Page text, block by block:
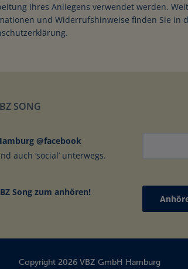
für
Ihres Anliegens verwendet werden.
und Widerrufshinweise finden Sie in
SONG
@facebook
auch ‘social’ unterwegs.
Song zum anhören!
Copyright 2026 VBZ GmbH Hamburg